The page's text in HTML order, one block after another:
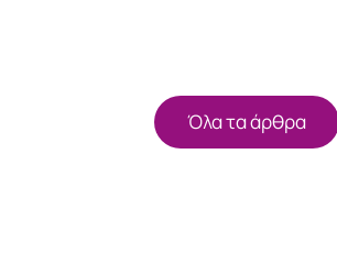
Όλα τα άρθρα